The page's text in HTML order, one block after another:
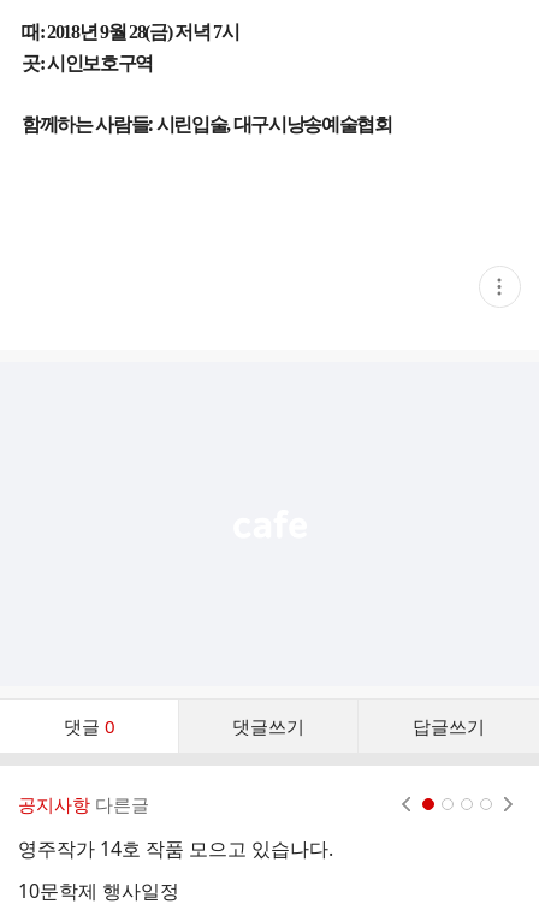
때: 2018년9월28(금)저녁7시
곳:시인보호구역
함께하는 사람들:시린입술,대구시낭송예술협회
현
재
댓글 0 댓글쓰기 답글쓰기
댓
공지사항 다른글
영주작가 14호 작품 모으고 있습나다.
10문학제 행사일정